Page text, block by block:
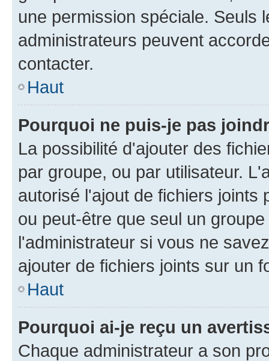
une permission spéciale. Seuls
administrateurs peuvent
contacter.
Haut
Pourquoi ne puis-je pas
La possibilité d'ajouter des
par groupe, ou par utilisateur.
autorisé l'ajout de fichiers joints
ou peut-être que seul un
l'administrateur si vous ne
ajouter de fichiers joints sur un
Haut
Pourquoi ai-je reçu un
Chaque administrateur a son